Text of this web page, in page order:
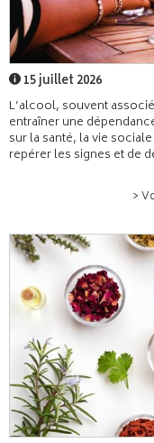
15 juillet 2026
L’alcool, souvent
entraîner une
sur la santé, la vie
repérer les signes et de
>